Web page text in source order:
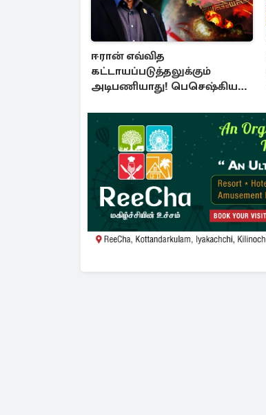
ஈரான் எவ்வித
கட்டாயப்படுத்தலுக்கும்
அடிபணியாது! பெசெஷ்கியன்